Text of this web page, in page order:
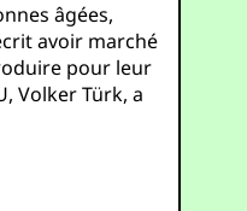
âgées,
avoir marché
pour leur
Volker Türk, a